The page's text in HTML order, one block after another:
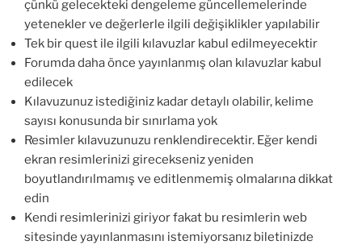
çünkü gelecekteki dengeleme güncellemelerinde
yetenekler ve değerlerle ilgili değişiklikler yapılabilir
Tek bir quest ile ilgili kılavuzlar kabul edilmeyecektir
Forumda daha önce yayınlanmış olan kılavuzlar kabul
edilecek
Kılavuzunuz istediğiniz kadar detaylı olabilir, kelime
sayısı konusunda bir sınırlama yok
Resimler kılavuzunuzu renklendirecektir. Eğer kendi
ekran resimlerinizi girecekseniz yeniden
boyutlandırılmamış ve editlenmemiş olmalarına dikkat
edin
Kendi resimlerinizi giriyor fakat bu resimlerin web
sitesinde yayınlanmasını istemiyorsanız biletinizde